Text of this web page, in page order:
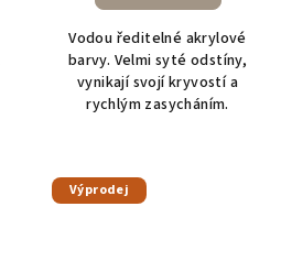
Vodou ředitelné akrylové
barvy. Velmi syté odstíny,
vynikají svojí kryvostí a
rychlým zasycháním.
Výprodej